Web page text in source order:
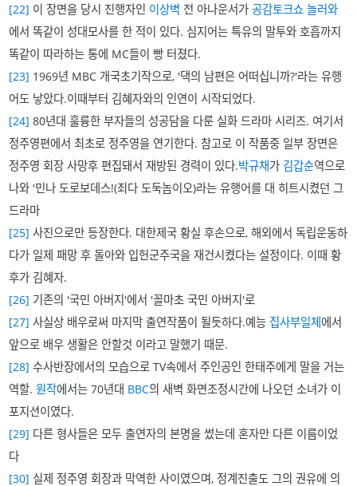
[22] 이 장면을 당시 진행자인 이상벽 전 아나운서가공감토크쇼 놀러와
에서 똑같이 성대모사를 한 적이 있다. 심지어는 특유의 말투와 호흡까지
똑같이 따라하는 통에 MC들이 빵 터졌다.
[23] 1969년 MBC 개국초기작으로, '댁의 남편은 어떠십니까?'라는 유행
어도 낳았다.이때부터 김혜자와의 인연이 시작되었다.
[24] 80년대 훌륭한 부자들의 성공담을 다룬 실화 드라마 시리즈. 여기서
정주영편에서 최초로 정주영을 연기한다. 참고로 이 작품중 일부 장면은
정주영 회장 사망후 편집돼서 재방된 경력이 있다.박규채가 김갑순역으로
나와 '민나 도로보데스!(죄다 도둑놈이오)라는 유행어를 대 히트시켰던 그
드라마
[25] 사진으로만 등장한다. 대한제국 황실 후손으로, 해외에서 독립운동하
다가 일제 패망 후 돌아와 입헌군주국을 재건시켰다는 설정이다. 이때 황
후가 김혜자.
[26] 기존의 '국민 아버지'에서 '꼴마초 국민 아버지'로
[27] 사실상 배우로써 마지막 출연작품이 될듯하다.예능 집사부일체에서
앞으로 배우 생활은 안할것 이라고 말했기 때문.
[28] 수사반장에서의 모습으로 TV속에서 주인공인 한태주에게 말을 거는
역할.원작에서는 70년대 BBC의 새벽 화면조정시간에 나오던 소녀가 이
포지션이였다.
[29] 다른 형사들은 모두 출연자의 본명을 썼는데 혼자만 다른 이름이었
다
[30] 실제 정주영 회장과 막역한 사이였으며, 정계진출도 그의 권유에 의